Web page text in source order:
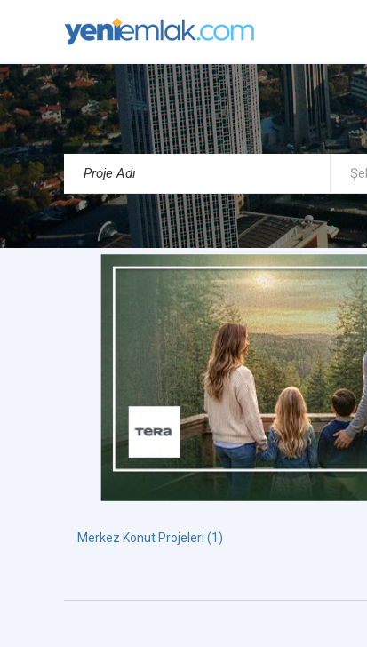
Merkez Konut Projeleri (1)